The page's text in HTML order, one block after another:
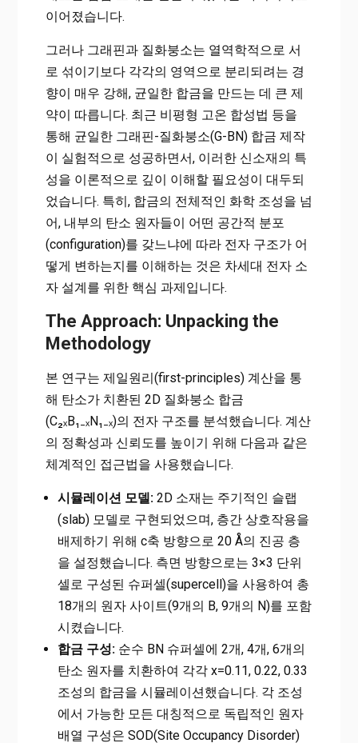
이어졌습니다.
그러나 그래핀과 질화붕소는 열역학적으로 서
로 섞이기보다 각각의 영역으로 분리되려는 경
향이 매우 강해, 균일한 합금을 만드는 데 큰 제
약이 따릅니다. 최근 비평형 고온 합성법 등을
통해 균일한 그래핀-질화붕소(G-BN) 합금 제작
이 실험적으로 성공하면서, 이러한 신소재의 특
성을 이론적으로 깊이 이해할 필요성이 대두되
었습니다. 특히, 합금의 전체적인 화학 조성을 넘
어, 내부의 탄소 원자들이 어떤 공간적 분포
(configuration)를 갖느냐에 따라 전자 구조가 어
떻게 변하는지를 이해하는 것은 차세대 전자 소
자 설계를 위한 핵심 과제입니다.
The Approach: Unpacking the
Methodology
본 연구는 제일원리(first-principles) 계산을 통
해 탄소가 치환된 2D 질화붕소 합금
(C₂ₓB₁₋ₓN₁₋ₓ)의 전자 구조를 분석했습니다. 계산
의 정확성과 신뢰도를 높이기 위해 다음과 같은
체계적인 접근법을 사용했습니다.
시뮬레이션 모델:2D 소재는 주기적인 슬랩
(slab) 모델로 구현되었으며, 층간 상호작용을
배제하기 위해 c축 방향으로 20 Å의 진공 층
을 설정했습니다. 측면 방향으로는 3×3 단위
셀로 구성된 슈퍼셀(supercell)을 사용하여 총
18개의 원자 사이트(9개의 B, 9개의 N)를 포함
시켰습니다.
합금 구성:순수 BN 슈퍼셀에 2개, 4개, 6개의
탄소 원자를 치환하여 각각 x=0.11, 0.22, 0.33
조성의 합금을 시뮬레이션했습니다. 각 조성
에서 가능한 모든 대칭적으로 독립적인 원자
배열 구성은 SOD(Site Occupancy Disorder)